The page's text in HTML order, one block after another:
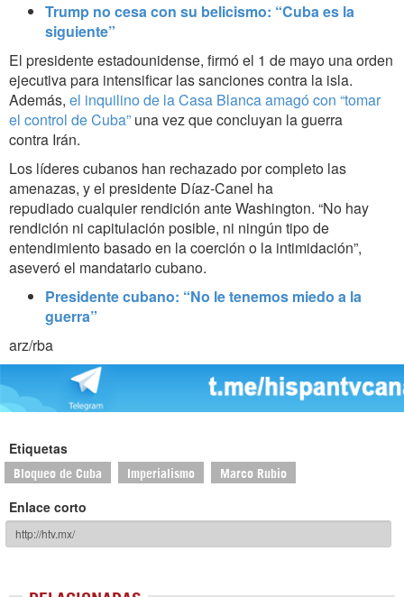
Trump no cesa con su belicismo: “Cuba es la
siguiente”
El presidente estadounidense, firmó el 1 de mayo una orden
ejecutiva para intensificar las sanciones contra la isla.
Además, el inquilino de la Casa Blanca amagó con “tomar
el control de Cuba” una vez que concluyan la guerra
contra Irán.
Los líderes cubanos han rechazado por completo las
amenazas, y el presidente Díaz-Canel ha
repudiado cualquier rendición ante Washington. “No hay
rendición ni capitulación posible, ni ningún tipo de
entendimiento basado en la coerción o la intimidación”,
aseveró el mandatario cubano.
Presidente cubano: “No le tenemos miedo a la
guerra”
arz/rba
Etiquetas
Bloqueo de Cuba Imperialismo Marco Rubio
Enlace corto